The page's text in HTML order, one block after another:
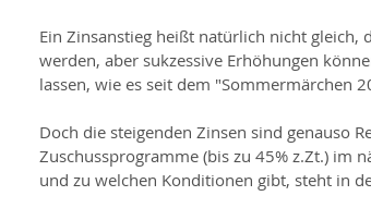
Ein Zinsanstieg heißt natürlich nicht gleich,
werden, aber sukzessive Erhöhungen
lassen, wie es seit dem "Sommermärchen
Doch die steigenden Zinsen sind genauso
Zuschussprogramme (bis zu 45% z.Zt.) im
und zu welchen Konditionen gibt, steht in